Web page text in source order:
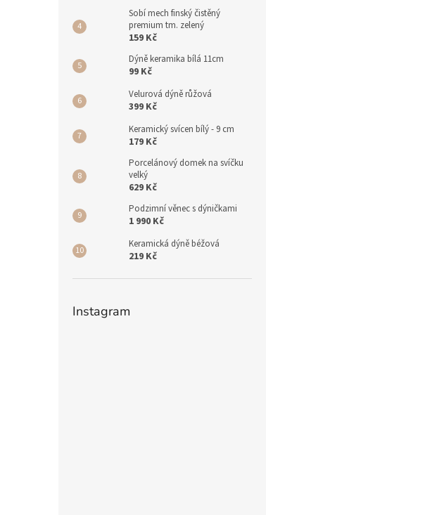
Sobí mech finský čistěný
premium tm. zelený
159 Kč
Dýně keramika bílá 11cm
99 Kč
Velurová dýně růžová
399 Kč
Keramický svícen bílý - 9 cm
179 Kč
Porcelánový domek na svíčku
velký
629 Kč
Podzimní věnec s dýničkami
1 990 Kč
Keramická dýně béžová
219 Kč
Instagram